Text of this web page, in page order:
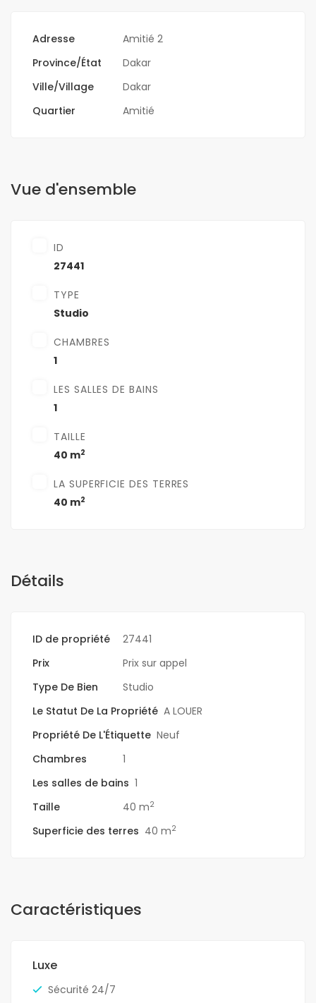
Adresse
Amitié 2
Province/État
Dakar
Ville/Village
Dakar
Quartier
Amitié
Vue d'ensemble
ID
27441
TYPE
Studio
CHAMBRES
1
LES SALLES DE BAINS
1
TAILLE
40 m2
LA SUPERFICIE DES TERRES
40 m2
Détails
ID de propriété
27441
Prix
Prix sur appel
Type De Bien
Studio
Le Statut De La Propriété A LOUER
Propriété De L'Étiquette Neuf
Chambres
1
Les salles de bains 1
Taille
40 m2
Superficie des terres 40 m2
Caractéristiques
Luxe
Sécurité 24/7